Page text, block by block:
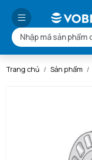
Trang chủ Sản phẩm